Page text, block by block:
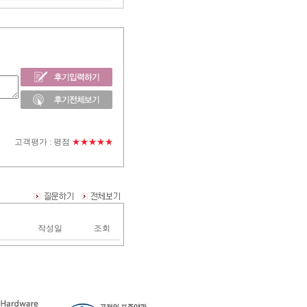
고객평가 : 평점 ★★★★★
작성일 조회